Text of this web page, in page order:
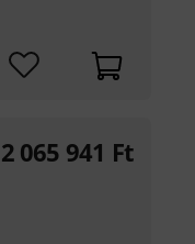
2 065 941 Ft